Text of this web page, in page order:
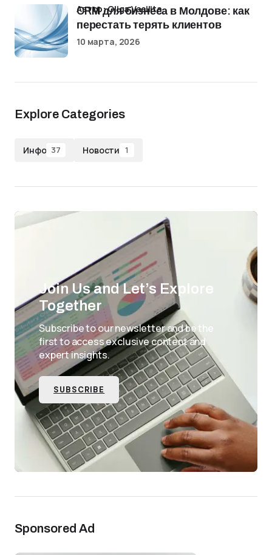
CRM для бизнеса в Молдове: как
перестать терять клиентов
Автор: Oliga Vasilita
10 марта, 2026
Explore Categories
Инфо 37 Новости 1
Join Us and Let’s Explore
Together
Subscribe to our newsletter and be the
first to access exclusive content and
expert insights.
SUBSCRIBE
Sponsored Ad